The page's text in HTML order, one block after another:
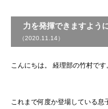
力を発揮できますよう
（2020.11.14）
こんにちは。 経理部の竹村です
これまで何度か登場している息